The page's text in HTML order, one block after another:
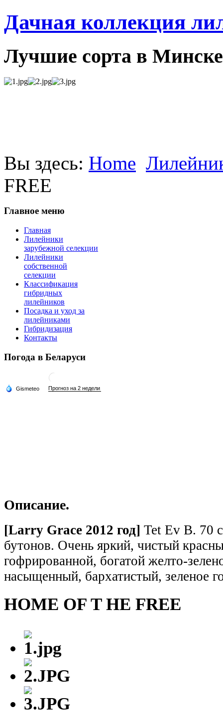
Дачная коллекция
Лучшие сорта в Минске
Вы здесь: Home
FREE
Главное меню
Главная
Лилейники
зарубежной селекции
Лилейники
собственной
селекции
Классификация
гибридных
лилейников
Посадка и уход за
лилейниками
Гибридизация
Контакты
Погода в Беларуси
Описание.
[Larry Grace 2012 год] Tet Ev В. 70
бутонов. Очень яркий, чистый
гофрированной, богатой желто-
насыщенный, бархатистый, зеленое
HOME OF T HE FREE